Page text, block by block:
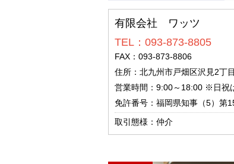
有限会社 ワッツ
TEL：093-873-8805
FAX：093-873-8806
住所：北九州市戸畑区沢見2丁
営業時間：9:00～18:00 ※日祝
免許番号：福岡県知事（5）第
取引態様：仲介